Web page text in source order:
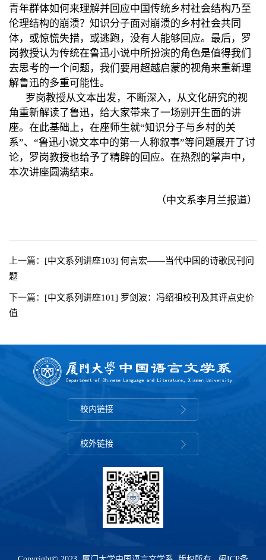
青年群体如何来理解并回应中国传统乡村社会结构乃至
伦理结构的崩溃？知识分子面对崩溃的乡村社会共同
体，或惊慌失措，或逃跑，没有人能够回应。最后，罗
岗教授认为传统在鲁迅小说中所扮演的角色是值得我们
去思考的一个问题，我们要用超越启蒙的视角来重新理
解鲁迅的多重可能性。
罗岗教授从文本出发，不断深入，从文化研究的视
角重新解读了鲁迅，给大家带来了一场别开生面的讲
座。在此基础上，在座师生就“知识分子与乡村的关
系”、“鲁迅小说文本中的第一人称叙事”等问题展开了讨
论，罗岗教授也给予了精辟的回应。在热烈的掌声中，
本次讲座圆满结束。
（中文系李月兰报道）
上一篇： [中文系列讲座103] 何言宏——当代中国的诗歌民刊问
题
下一篇： [中文系列讲座101] 罗剑波：冯绍祖校刊及其评点史价
值
校内链接
校外链接